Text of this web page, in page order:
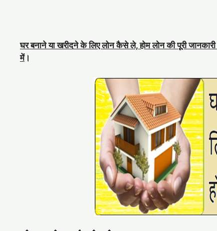
घर बनाने या खरीदने के लिए लोन कैसे ले, होम लोन की पूरी
में।